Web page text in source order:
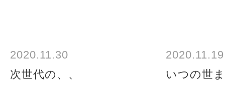
2020.11.30
次世代の、、
2020.11.19
いつの世